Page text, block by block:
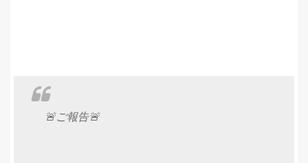
🚨ご報告🚨